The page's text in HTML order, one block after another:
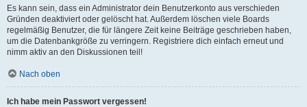
Es kann sein, dass ein Administrator dein Benutzerkonto aus verschieden
Gründen deaktiviert oder gelöscht hat. Außerdem löschen viele Boards
regelmäßig Benutzer, die für längere Zeit keine Beiträge geschrieben haben,
um die Datenbankgröße zu verringern. Registriere dich einfach erneut und
nimm aktiv an den Diskussionen teil!
Nach oben
Ich habe mein Passwort vergessen!